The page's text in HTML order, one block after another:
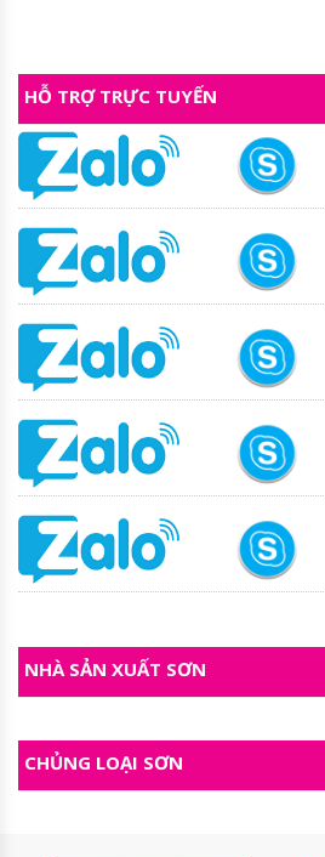
HỖ TRỢ TRỰC TUYẾN
NHÀ SẢN XUẤT SƠN
CHỦNG LOẠI SƠN